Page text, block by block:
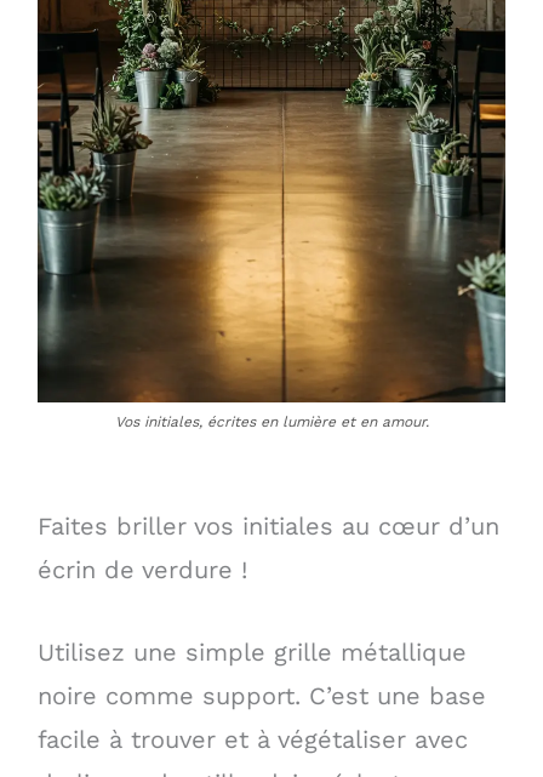
Vos initiales, écrites en lumière et en amour.
Faites briller vos initiales au cœur d’un
écrin de verdure !
Utilisez une simple grille métallique
noire comme support. C’est une base
facile à trouver et à végétaliser avec